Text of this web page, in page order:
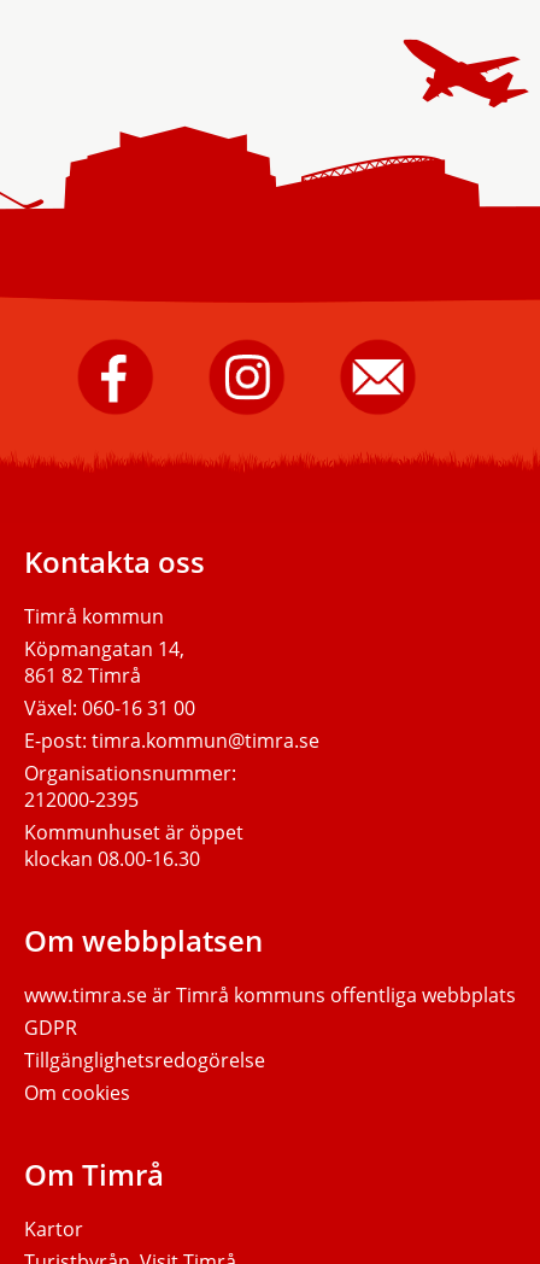
Timrå
kommun
Facebook.
Timrå
kommun
på
Instagram.
Skicka
e-
post
till
kommun.
Kontakta oss
Timrå kommun
Köpmangatan 14,
861 82 Timrå
Växel:060-16 31 00
E-post:timra.kommun@timra.se
Organisationsnummer:
212000-2395
Kommunhuset är öppet
klockan 08.00-16.30
Om webbplatsen
www.timra.seär Timrå kommuns offentliga webbplats
GDPR
Tillgänglighetsredogörelse
Om cookies
Om Timrå
Kartor